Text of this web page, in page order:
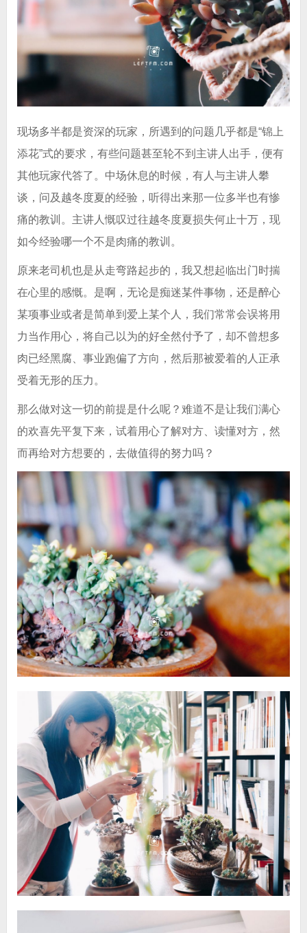
现场多半都是资深的玩家，所遇到的问题几乎都是“锦上
添花”式的要求，有些问题甚至轮不到主讲人出手，便有
其他玩家代答了。中场休息的时候，有人与主讲人攀
谈，问及越冬度夏的经验，听得出来那一位多半也有惨
痛的教训。主讲人慨叹过往越冬度夏损失何止十万，现
如今经验哪一个不是肉痛的教训。
原来老司机也是从走弯路起步的，我又想起临出门时揣
在心里的感慨。是啊，无论是痴迷某件事物，还是醉心
某项事业或者是简单到爱上某个人，我们常常会误将用
力当作用心，将自己以为的好全然付予了，却不曾想多
肉已经黑腐、事业跑偏了方向，然后那被爱着的人正承
受着无形的压力。
那么做对这一切的前提是什么呢？难道不是让我们满心
的欢喜先平复下来，试着用心了解对方、读懂对方，然
而再给对方想要的，去做值得的努力吗？